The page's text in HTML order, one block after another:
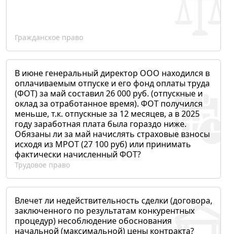
Гражданское право
В июне генеральный директор ООО находился в
оплачиваемым отпуске и его фонд оплаты труда
(ФОТ) за май составил 26 000 руб. (отпускные и
оклад за отработанное время). ФОТ получился
меньше, т.к. отпускные за 12 месяцев, а в 2025
году заработная плата была гораздо ниже.
Обязаны ли за май начислять страховые взносы
исходя из МРОТ (27 100 руб) или принимать
фактически начисленный ФОТ?
Трудовое право
Влечет ли недействительность сделки (договора,
заключенного по результатам конкурентных
процедур) несоблюдение обоснования
начальной (максимальной) цены контракта?